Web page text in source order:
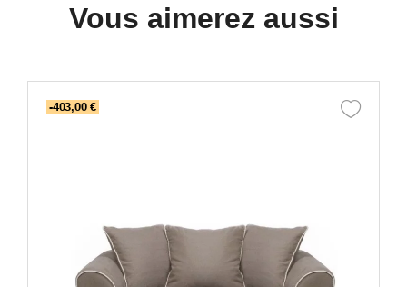
Vous aimerez aussi
-403,00 €